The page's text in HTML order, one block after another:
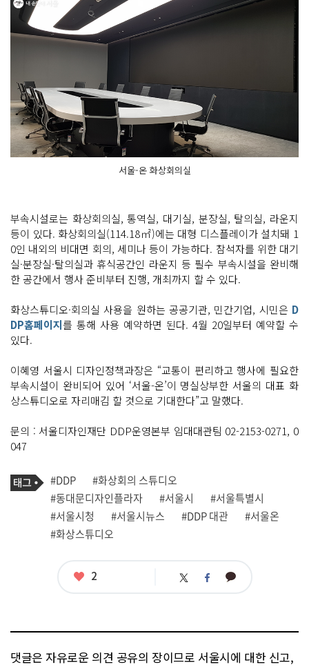
서울-온 화상회의실
부속시설로는 화상회의실, 통역실, 대기실, 분장실, 탈의실, 라운지
등이 있다. 화상회의실(114.18㎡)에는 대형 디스플레이가 설치돼 1
0인 내외의 비대면 회의, 세미나 등이 가능하다. 참석자를 위한 대기
실·분장실·탈의실과 휴식공간인 라운지 등 필수 부속시설을 완비해
한 공간에서 행사 준비부터 진행, 개최까지 할 수 있다.
화상스튜디오·회의실 사용을 원하는 공공기관, 민간기업, 시민은 D
DP홈페이지를 통해 사용 예약하면 된다. 4월 20일부터 예약할 수
있다.
이혜영 서울시 디자인정책과장은 “교통이 편리하고 행사에 필요한
부속시설이 완비되어 있어 ‘서울-온’이 명실상부한 서울의 대표 화
상스튜디오로 자리매김 할 것으로 기대한다”고 말했다.
문의 : 서울디자인재단 DDP운영본부 임대대관팀 02-2153-0271, 0
047
기
사
관
련
태
그
태
그
#DDP
#화상회의 스튜디오
#동대문디자인플라자
#서울시
#서울특별시
#서울시청
#서울시뉴스 #DDP 대관
#서울온
#화상스튜디오
좋
2 트 페 카
댓글은 자유로운 의견 공유의 장이므로 서울시에 대한 신고,